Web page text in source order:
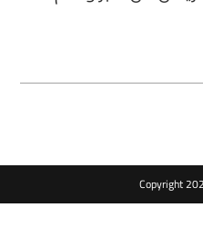
Copyright